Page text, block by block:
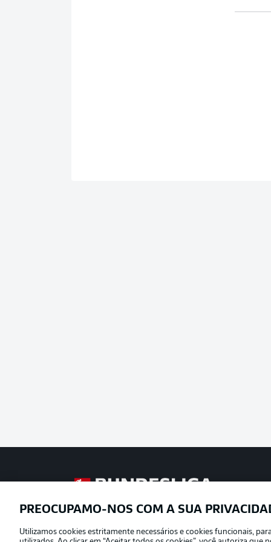
Football as it’s meant to be
Oferecido por
PREOCUPAMO-NOS COM A SUA
Utilizamos cookies estritamente necessários e cookies funcionais,